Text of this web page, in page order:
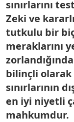
sınırlarını
Zeki ve
tutkulu bir
meraklarını
bilinçli
sınırlarının
en iyi niyetli
mahkumdur.